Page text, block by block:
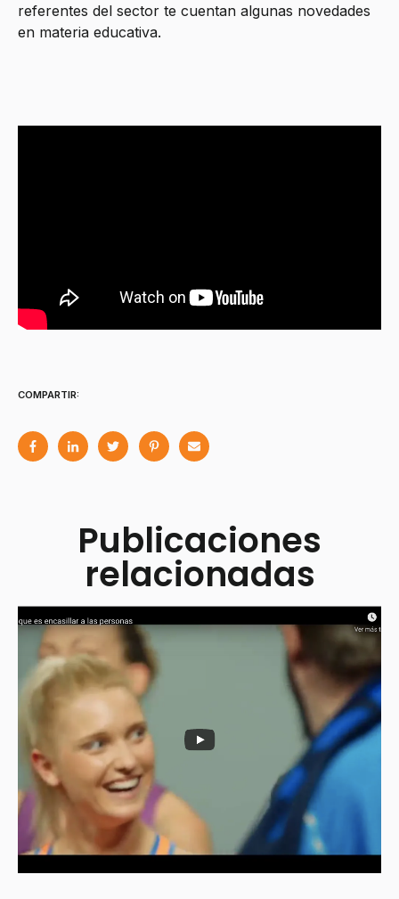
referentes del sector te cuentan algunas novedades
en materia educativa.
COMPARTIR:
Publicaciones
relacionadas